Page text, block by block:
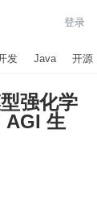
登录
发 Java 开源
强化学
AGI 生